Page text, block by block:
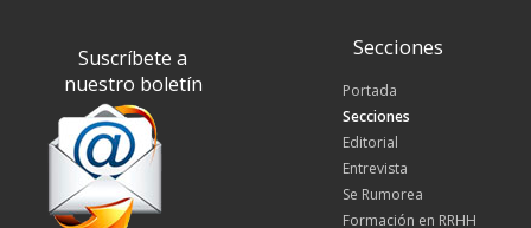
Suscríbete a
nuestro boletín
Secciones
Portada
Secciones
Editorial
Entrevista
Se Rumorea
Formación en RRHH